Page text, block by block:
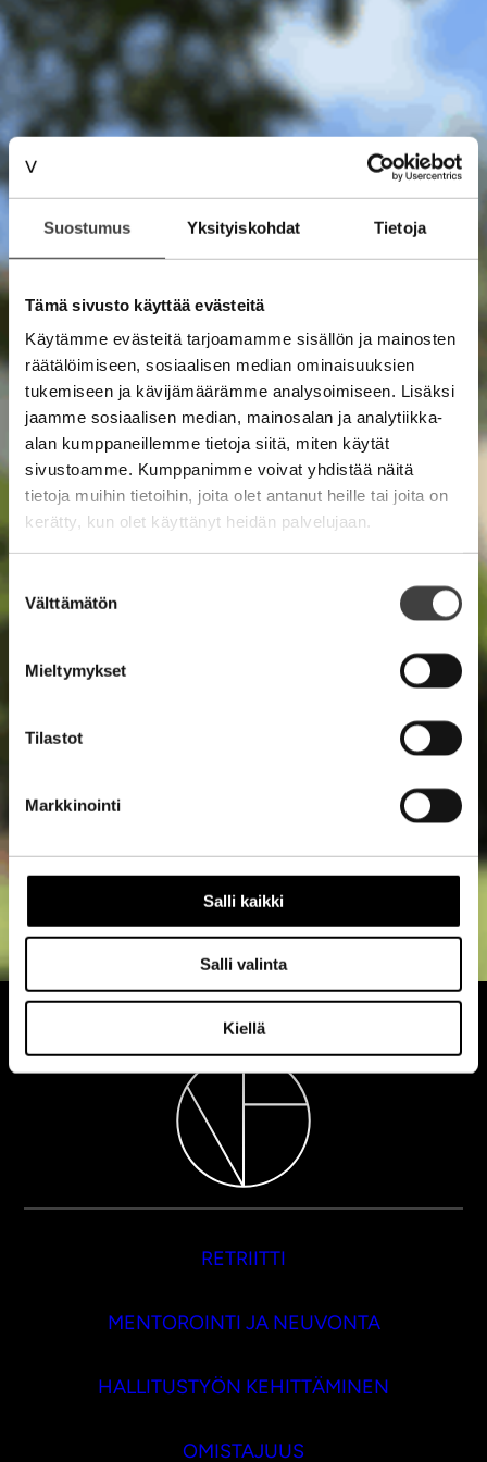
Suostumus Yksityiskohdat Tietoja
Tämä sivusto käyttää evästeitä
Käytämme evästeitä tarjoamamme sisällön ja mainosten
räätälöimiseen, sosiaalisen median ominaisuuksien
tukemiseen ja kävijämäärämme analysoimiseen. Lisäksi
jaamme sosiaalisen median, mainosalan ja analytiikka-
alan kumppaneillemme tietoja siitä, miten käytät
sivustoamme. Kumppanimme voivat yhdistää näitä
tietoja muihin tietoihin, joita olet antanut heille tai joita on
kerätty, kun olet käyttänyt heidän palvelujaan.
valinta
Välttämätön
Mieltymykset
Tilastot
Markkinointi
Salli kaikki
Salli valinta
Kiellä
RETRIITTI
MENTOROINTI JA NEUVONTA
HALLITUSTYÖN KEHITTÄMINEN
OMISTAJUUS